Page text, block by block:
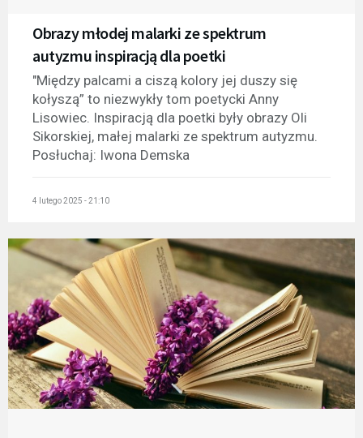
Obrazy młodej malarki ze spektrum
autyzmu inspiracją dla poetki
"Między palcami a ciszą kolory jej duszy się
kołyszą” to niezwykły tom poetycki Anny
Lisowiec. Inspiracją dla poetki były obrazy Oli
Sikorskiej, małej malarki ze spektrum autyzmu.
Posłuchaj: Iwona Demska
4 lutego 2025 - 21:10